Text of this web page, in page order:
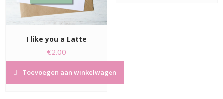
I like you a Latte
€2.00
Toevoegen aan winkelwagen